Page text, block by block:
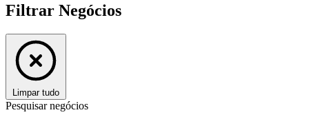
Filtrar Negócios
Limpar tudo
Pesquisar negócios